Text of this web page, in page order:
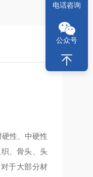
性、中硬性
、骨头、头
于大部分材
电话咨询
公众号